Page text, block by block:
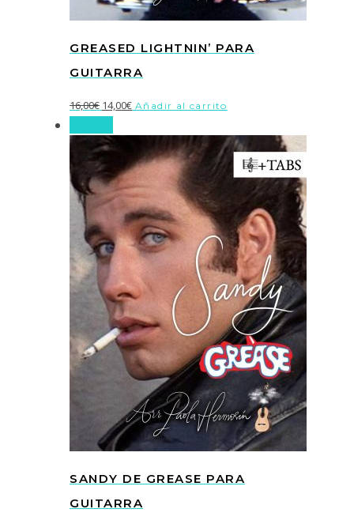
GREASED LIGHTNIN’ PARA
GUITARRA
16,00€ El
original
era:
16,00€.
14,00€El
es:
14,00€.
Añadir al carrito
SANDY DE GREASE PARA
GUITARRA